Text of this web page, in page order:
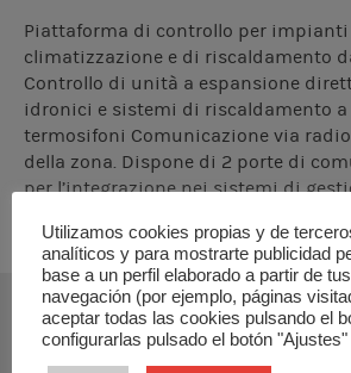
Piattaforma di controllo per impianti
climatizzazione e di riscaldamento
Controllo di unità a espansione
idronici e sistemi di riscaldamento
termosifoni Comunicazione via
della zona. Dispone di 2 porte di
per l’integrazione nei sistemi di
SCARICA MANUALE DI
Utilizamos cookies propias y de
analíticos y para mostrarte publicidad
base a un perfil elaborado a partir de
navegación (por ejemplo, páginas
aceptar todas las cookies pulsando el
configurarlas pulsado el botón "Ajustes"